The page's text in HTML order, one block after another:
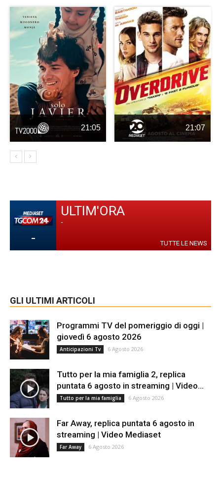
21:05 21:07
-
ULTIM'ORA
-
TUTTE LE NEWS
GLI ULTIMI ARTICOLI
Programmi TV del pomeriggio di oggi |
giovedì 6 agosto 2026
Anticipazioni Tv 6 Agosto 2026
Tutto per la mia famiglia 2, replica
puntata 6 agosto in streaming | Video...
Tutto per la mia famiglia 6 Agosto 2026
Far Away, replica puntata 6 agosto in
streaming | Video Mediaset
Far Away 6 Agosto 2026